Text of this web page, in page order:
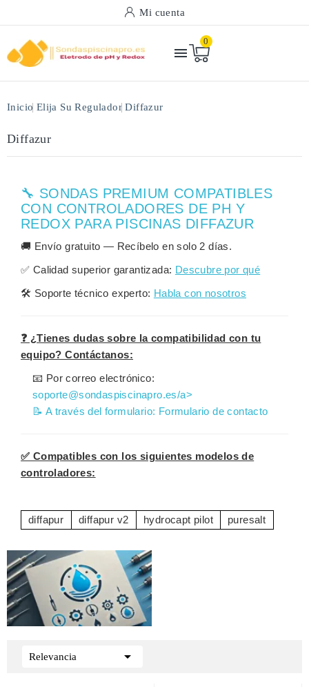
Mi cuenta

0
Inicio Elija Su Regulador Diffazur
Diffazur
🔧 SONDAS PREMIUM COMPATIBLES
CON CONTROLADORES DE PH Y
REDOX PARA PISCINAS DIFFAZUR
🚚 Envío gratuito — Recíbelo en solo 2 días.
✅ Calidad superior garantizada: Descubre por qué
🛠️ Soporte técnico experto: Habla con nosotros
❓ ¿Tienes dudas sobre la compatibilidad con tu
equipo? Contáctanos:
📧 Por correo electrónico:
soporte@sondaspiscinapro.es/a>
📝 A través del formulario: Formulario de contacto
✅ Compatibles con los siguientes modelos de
controladores:
diffapur diffapur v2 hydrocapt pilot puresalt
Relevancia 